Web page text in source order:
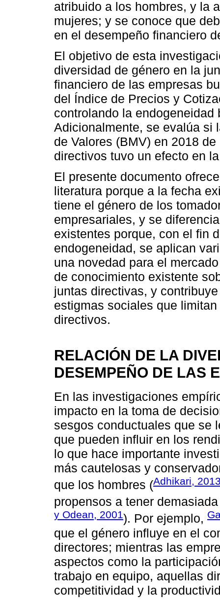
atribuido a los hombres, y la
mujeres; y se conoce que
en el desempeño financiero
El objetivo de esta
diversidad de género en la
financiero de las empresas
del Índice de Precios y
controlando la
Adicionalmente, se evalúa si
de Valores (BMV) en 2018
directivos tuvo un efecto en
El presente documento
literatura porque a la fecha
tiene el género de los
empresariales, y se
existentes porque, con el fin
endogeneidad, se aplican
una novedad para el
de conocimiento existente
juntas directivas, y
estigmas sociales que
directivos.
RELACIÓN DE LA
DESEMPEÑO DE LAS
En las investigaciones
impacto en la toma de
sesgos conductuales que se
que pueden influir en los
lo que hace importante
más cautelosas y
que los hombres (Adhikari,
propensos a tener
y Odean, 2001). Por ejemplo,
que el género influye en el
directores; mientras las
aspectos como la
trabajo en equipo, aquellas
competitividad y la